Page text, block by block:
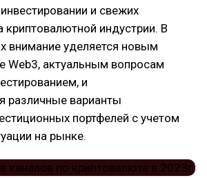
и свежих
криптовалютной индустрии. В
внимание уделяется новым
Web3, актуальным вопросам
и
различные варианты
портфелей с учетом
на рынке.